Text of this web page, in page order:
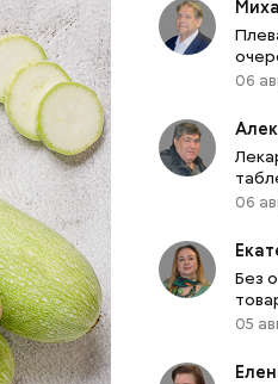
06
06
Без
05